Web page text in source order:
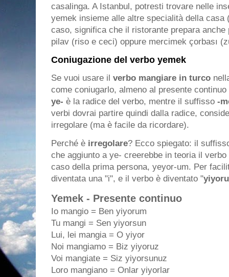
casalinga. A Istanbul, potresti trovare nelle
yemek insieme alle altre specialità della casa
caso, significa che il ristorante prepara
pilav (riso e ceci) oppure mercimek çorbası
Coniugazione del verbo yemek
Se vuoi usare il verbo mangiare in turco
come coniugarlo, almeno al presente
ye- è la radice del verbo, mentre il suffisso -
verbi dovrai partire quindi dalla radice,
irregolare (ma è facile da ricordare).
Perché è irregolare? Ecco spiegato: il
che aggiunto a ye- creerebbe in teoria il
caso della prima persona, yeyor-um. Per
diventata una "i", e il verbo è diventato "
Yemek - Presente continuo
Io mangio = Ben yiyorum
Tu mangi = Sen yiyorsun
Lui, lei mangia = O yiyor
Noi mangiamo = Biz yiyoruz
Voi mangiate = Siz yiyorsunuz
Loro mangiano = Onlar yiyorlar